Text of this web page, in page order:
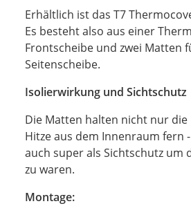
Erhältlich ist das T7
Es besteht also aus einer
Frontscheibe und zwei Matten
Seitenscheibe.
Isolierwirkung und Sichtschutz
Die Matten halten nicht nur die
Hitze aus dem Innenraum fern
auch super als Sichtschutz um
zu waren.
Montage: